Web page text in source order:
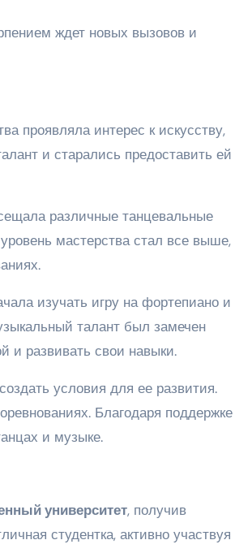
ждет новых вызовов и
проявляла интерес к искусству,
и старались предоставить ей
различные танцевальные
мастерства стал все выше,
изучать игру на фортепиано и
талант был замечен
и развивать свои навыки.
условия для ее развития.
Благодаря поддержке
и музыке.
университет, получив
студентка, активно участвуя